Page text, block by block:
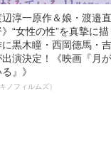
辺淳一原作＆娘・渡邉
》“女性の性”を真摯に
に黒木瞳・西岡德馬・
出演決定！《映画『月
』》
ノフィルムズ）